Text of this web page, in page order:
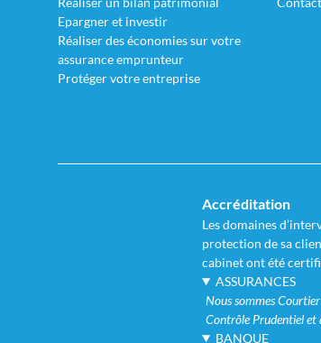
Epargner et investir
Réaliser des économies sur votre
assurance emprunteur
Protéger votre entreprise
Accréditation
Les domaines
protection de sa
cabinet ont été
ASSURANCES
Nous sommes
Contrôle Prudentiel et
BANQUE